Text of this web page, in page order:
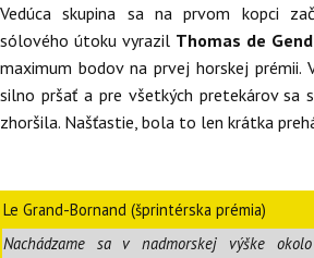
Vedúca skupina sa na prvom kopci
sólového útoku vyrazil Thomas de
maximum bodov na prvej horskej
silno pršať a pre všetkých pretekárov sa
zhoršila. Našťastie, bola to len krátka
Le Grand-Bornand (šprintérska prémia)
Nachádzame sa v nadmorskej výške